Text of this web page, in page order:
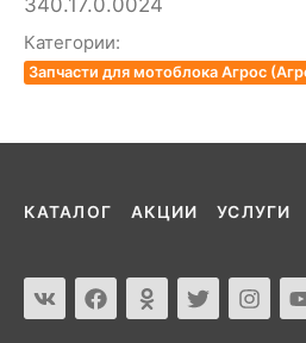
Категории:
Запчасти для мотоблока Агрос
КАТАЛОГ АКЦИИ УСЛУГИ